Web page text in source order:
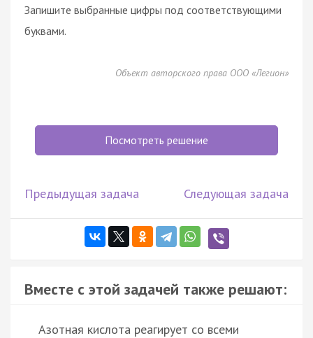
Запишите выбранные цифры под соответствующими
буквами.
Объект авторского права ООО «Легион»
Посмотреть решение
Предыдущая задача Следующая задача
Вместе с этой задачей также решают:
Азотная кислота реагирует со всеми